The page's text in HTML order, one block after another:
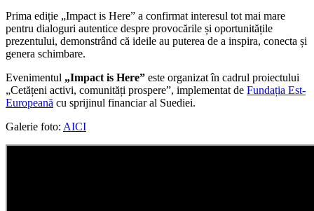
Prima ediție „Impact is Here” a confirmat interesul tot mai mare
pentru dialoguri autentice despre provocările și oportunitățile
prezentului, demonstrând că ideile au puterea de a inspira, conecta și
genera schimbare.
Evenimentul „Impact is Here” este organizat în cadrul proiectului
„Cetățeni activi, comunități prospere”, implementat de Fundația Est-
Europeană cu sprijinul financiar al Suediei.
Galerie foto: AICI